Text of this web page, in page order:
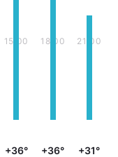
15:00
+36°
18:00
+36°
21:00
+31°